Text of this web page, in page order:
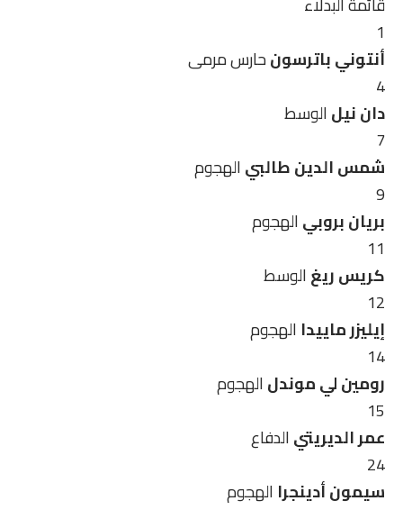
1
أنتوني باترسونحارس مرمى
4
دان نيلالوسط
7
شمس الدين طالبيالهجوم
9
بريان بروبيالهجوم
11
كريس ريغالوسط
12
إيليزر ماييدا الهجوم
14
رومين لي موندلالهجوم
15
عمر الديريتيالدفاع
24
سيمون أدينجرا الهجوم